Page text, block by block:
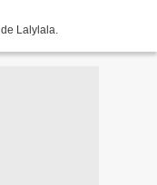
Lalylala.